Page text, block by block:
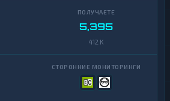
5,395
412 K